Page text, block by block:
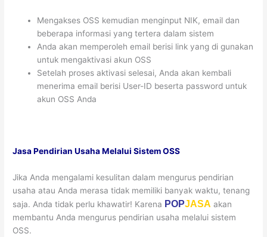
Mengakses OSS kemudian menginput NIK, email dan
beberapa informasi yang tertera dalam sistem
Anda akan memperoleh email berisi link yang di gunakan
untuk mengaktivasi akun OSS
Setelah proses aktivasi selesai, Anda akan kembali
menerima email berisi User-ID beserta password untuk
akun OSS Anda
Jasa Pendirian Usaha Melalui Sistem OSS
Jika Anda mengalami kesulitan dalam mengurus pendirian
usaha atau Anda merasa tidak memiliki banyak waktu, tenang
saja. Anda tidak perlu khawatir! Karena POPJASA akan
membantu Anda mengurus pendirian usaha melalui sistem
OSS.